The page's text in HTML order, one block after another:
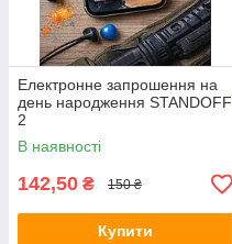
Електронне запрошення на
день народження STANDOFF
2
В наявності
142,50 ₴ 150 ₴
Купити